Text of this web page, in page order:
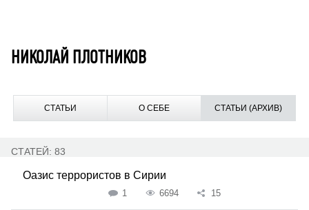
НИКОЛАЙ ПЛОТНИКОВ
СТАТЬИ О СЕБЕ СТАТЬИ (АРХИВ)
СТАТЕЙ: 83
Оазис террористов в Сирии
1 6694 15